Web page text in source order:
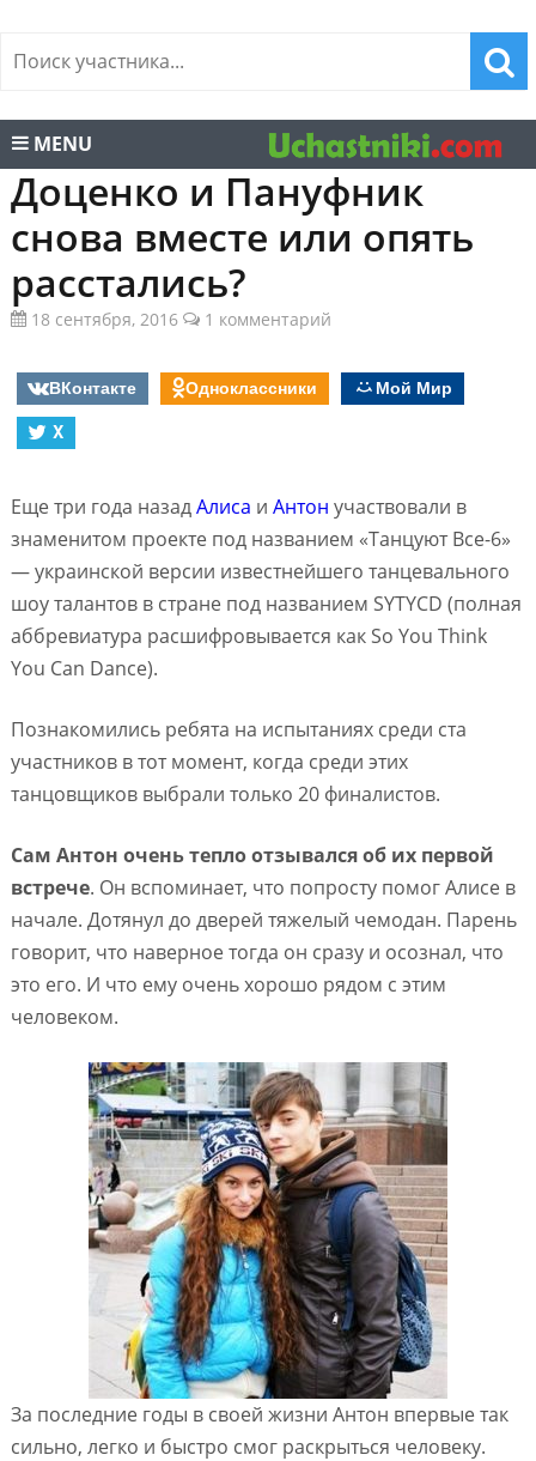
MENU
Доценко и Пануфник
снова вместе или опять
расстались?
18 сентября, 2016 1 комментарий
ВКонтакте Одноклассники
Мой Мир
X
Еще три года назадАлиса и Антон участвовали в
знаменитом проекте под названием «Танцуют Все-6»
— украинской версии известнейшего танцевального
шоу талантов в стране под названием SYTYCD (полная
аббревиатура расшифровывается как So You Think
You Can Dance).
Познакомились ребята на испытаниях среди ста
участников в тот момент, когда среди этих
танцовщиков выбрали только 20 финалистов.
Сам Антон очень тепло отзывался об их первой
встрече. Он вспоминает, что попросту помог Алисе в
начале. Дотянул до дверей тяжелый чемодан. Парень
говорит, что наверное тогда он сразу и осознал, что
это его. И что ему очень хорошо рядом с этим
человеком.
За последние годы в своей жизни Антон впервые так
сильно, легко и быстро смог раскрыться человеку.